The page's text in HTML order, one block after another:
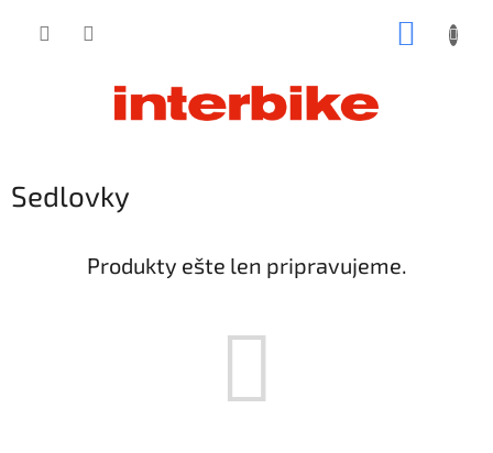
Sedlovky
Produkty ešte len pripravujeme.